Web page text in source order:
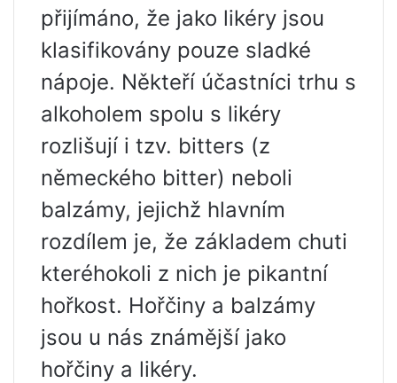
přijímáno, že jako likéry jsou
klasifikovány pouze sladké
nápoje. Někteří účastníci trhu s
alkoholem spolu s likéry
rozlišují i ​​tzv. bitters (z
německého bitter) neboli
balzámy, jejichž hlavním
rozdílem je, že základem chuti
kteréhokoli z nich je pikantní
hořkost. Hořčiny a balzámy
jsou u nás známější jako
hořčiny a likéry.